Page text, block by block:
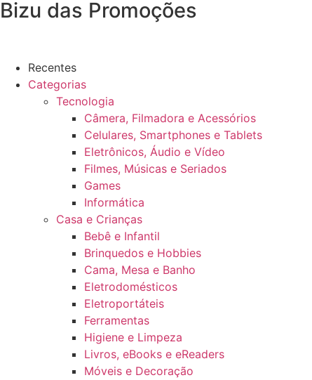
Bizu das Promoções
Recentes
Categorias
Tecnologia
Câmera, Filmadora e Acessórios
Celulares, Smartphones e Tablets
Eletrônicos, Áudio e Vídeo
Filmes, Músicas e Seriados
Games
Informática
Casa e Crianças
Bebê e Infantil
Brinquedos e Hobbies
Cama, Mesa e Banho
Eletrodomésticos
Eletroportáteis
Ferramentas
Higiene e Limpeza
Livros, eBooks e eReaders
Móveis e Decoração